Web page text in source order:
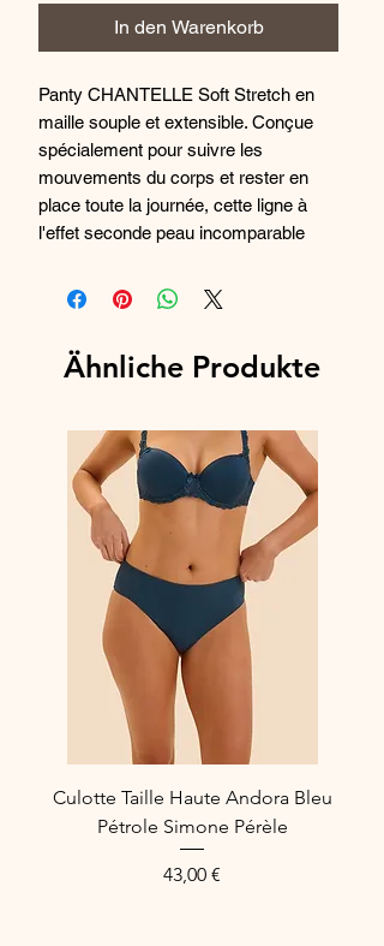
In den Warenkorb
Panty CHANTELLE Soft Stretch en
maille souple et extensible. Conçue
spécialement pour suivre les
mouvements du corps et rester en
place toute la journée, cette ligne à
l'effet seconde peau incomparable
morphologies du 36 au 44 et offre un
confort d'exception. Sa construction
thermocollées assure une invisibilité
couvrante au niveau des fesses et du
ventre offre un bien-aller parfait au
quotidien et offre une silhouette
visiblement plus harmonieuse. Fond
doublé 100% coton.
Couleur Nude
Autres coloris disponibles : Noir
Composition : 80% Polyamide, 20%
Élasthanne
Référence : C26450
Ähnliche Produkte
Culotte Taille Haute Andora Bleu
Pétrole Simone Pérèle
Preis
43,00 €